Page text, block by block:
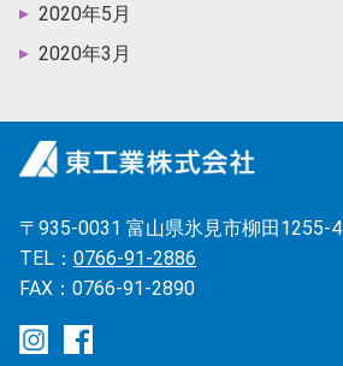
2020年5月
2020年3月
〒935-0031 富山県氷見市柳田1255-4
TEL： 0766-91-2886
FAX：0766-91-2890